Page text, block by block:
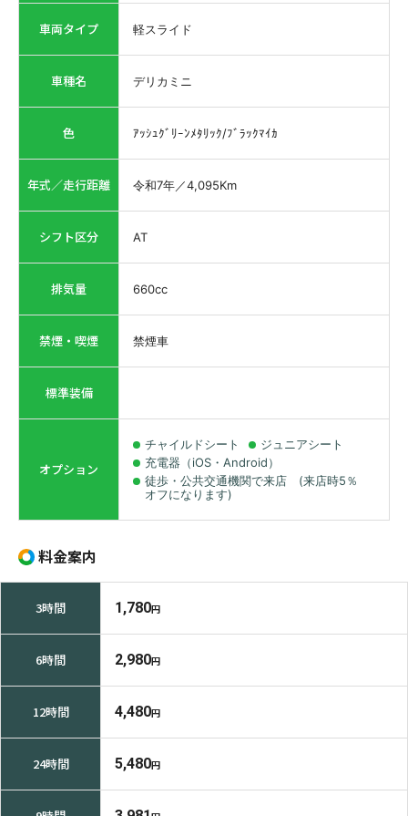
車両タイプ 軽スライド
車種名 デリカミニ
色 ｱｯｼｭｸﾞﾘｰﾝﾒﾀﾘｯｸ/ﾌﾞﾗｯｸﾏｲｶ
年式／走行距離 令和7年／4,095Km
シフト区分 AT
排気量 660cc
禁煙・喫煙 禁煙車
標準装備
オプション
チャイルドシート
ジュニアシート
充電器（iOS・Android）
徒歩・公共交通機関で来店 (来店時5％
オフになります)
料金案内
3時間 1,780円
6時間 2,980円
12時間 4,480円
24時間 5,480円